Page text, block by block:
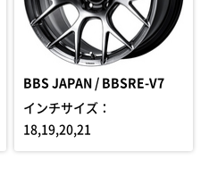
BBS JAPAN / BBSRE-V7
インチサイズ：
18,19,20,21